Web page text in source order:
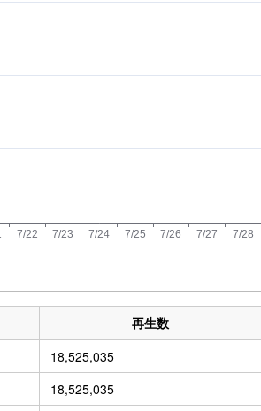
再生数
18,525,035
18,525,035